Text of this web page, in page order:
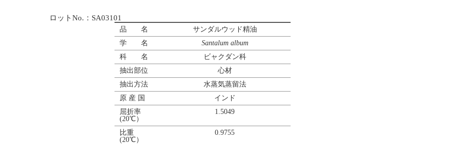
ロットNo.：SA03101
品 名
サンダルウッド精油
学 名
Santalum album
科 名
ビャクダン科
抽出部位
心材
抽出方法
水蒸気蒸留法
原 産 国
インド
屈折率
(20℃）
1.5049
比重
(20℃）
0.9755